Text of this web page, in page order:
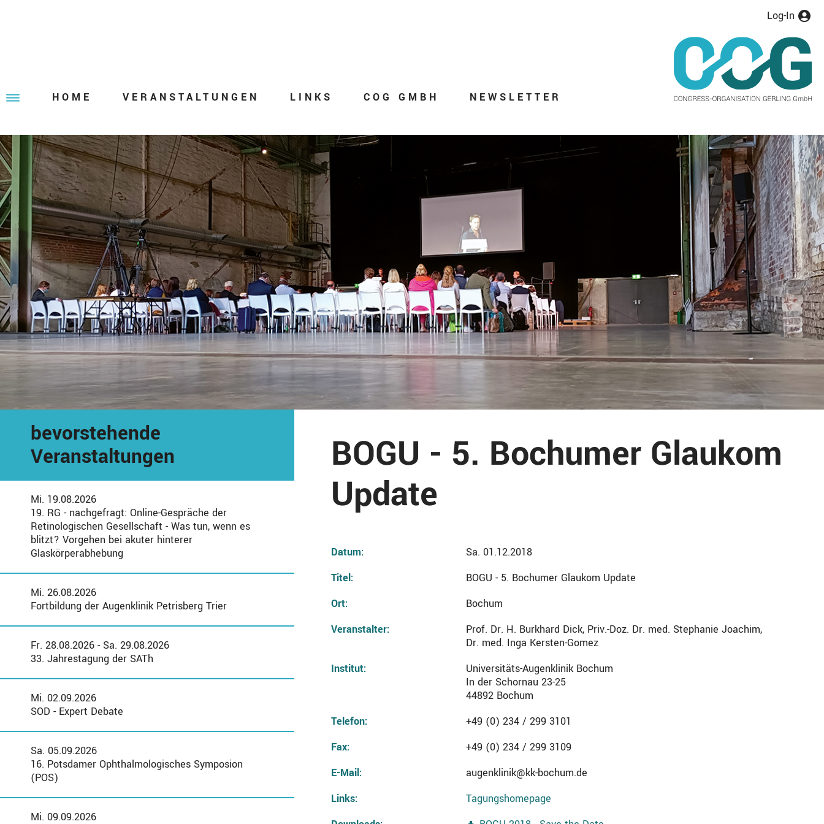
HOME VERANSTALTUNGEN LINKS COG GMBH NEWSLETTER
Log-In
BOGU - 5. Bochumer Glaukom
Update
Datum:
Sa. 01.12.2018
Titel:
BOGU - 5. Bochumer Glaukom Update
Ort:
Bochum
Veranstalter:
Prof. Dr. H. Burkhard Dick, Priv.-Doz. Dr. med. Stephanie Joachim,
Dr. med. Inga Kersten-Gomez
Institut:
Universitäts-Augenklinik Bochum
In der Schornau 23-25
44892 Bochum
Telefon:
+49 (0) 234 / 299 3101
Fax:
+49 (0) 234 / 299 3109
E-Mail:
augenklinik@kk-bochum.de
Links:
Tagungshomepage
bevorstehende
Veranstaltungen
Mi. 19.08.2026
19. RG - nachgefragt: Online-Gespräche der
Retinologischen Gesellschaft - Was tun, wenn es
blitzt? Vorgehen bei akuter hinterer
Glaskörperabhebung
Mi. 26.08.2026
Fortbildung der Augenklinik Petrisberg Trier
Fr. 28.08.2026 - Sa. 29.08.2026
33. Jahrestagung der SATh
Mi. 02.09.2026
SOD - Expert Debate
Sa. 05.09.2026
16. Potsdamer Ophthalmologisches Symposion
(POS)
Mi. 09.09.2026